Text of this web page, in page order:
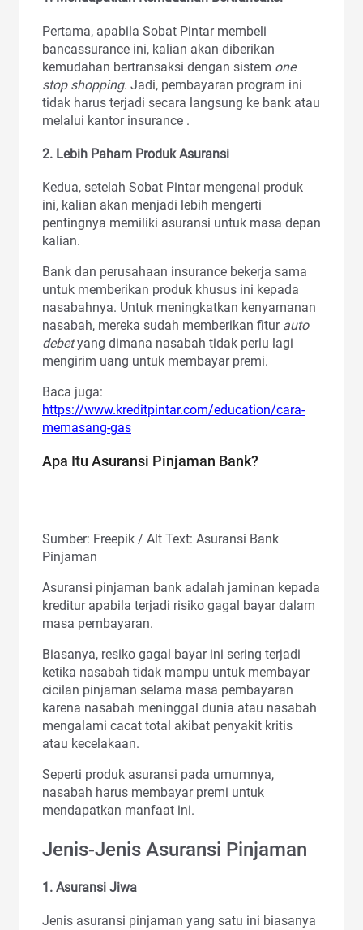
Pertama, apabila Sobat Pintar membeli
bancassurance ini, kalian akan diberikan
kemudahan bertransaksi dengan sistem one
stop shopping. Jadi, pembayaran program ini
tidak harus terjadi secara langsung ke bank atau
melalui kantor insurance .
2. Lebih Paham Produk Asuransi
Kedua, setelah Sobat Pintar mengenal produk
ini, kalian akan menjadi lebih mengerti
pentingnya memiliki asuransi untuk masa depan
kalian.
Bank dan perusahaan insurance bekerja sama
untuk memberikan produk khusus ini kepada
nasabahnya. Untuk meningkatkan kenyamanan
nasabah, mereka sudah memberikan fitur auto
debetyang dimana nasabah tidak perlu lagi
mengirim uang untuk membayar premi.
Baca juga:
https://www.kreditpintar.com/education/cara-
memasang-gas
Apa Itu Asuransi Pinjaman Bank?
Sumber: Freepik / Alt Text: Asuransi Bank
Pinjaman
Asuransi pinjaman bank adalah jaminan kepada
kreditur apabila terjadi risiko gagal bayar dalam
masa pembayaran.
Biasanya, resiko gagal bayar ini sering terjadi
ketika nasabah tidak mampu untuk membayar
cicilan pinjaman selama masa pembayaran
karena nasabah meninggal dunia atau nasabah
mengalami cacat total akibat penyakit kritis
atau kecelakaan.
Seperti produk asuransi pada umumnya,
nasabah harus membayar premi untuk
mendapatkan manfaat ini.
Jenis-Jenis Asuransi Pinjaman
1. Asuransi Jiwa
Jenis asuransi pinjaman yang satu ini biasanya